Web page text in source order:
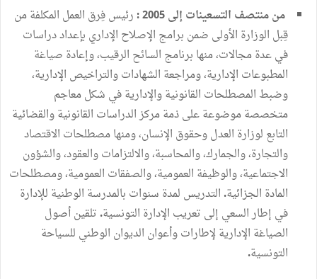
منمنتصف التسعيناتإلى 2005 : رئيسفِرق العمل المكلفةمن
قِبل الوزارة الأولى ضمن برامج الإصلاح الإداري بإعداددراسات
فيعدة مجالات،منها برنامج السائح الرقيب،وإعادة صياغة
المطبوعات الإدارية،ومراجعة الشهاداتوالتراخيص الإدارية،
وضبط المصطلحات القانونيةوالإداريةفي شكلمعاجم
متخصصةموضوعةعلىذمةمركزالدراسات القانونيةوالقضائية
التابع لوزارة العدلوحقوق الإنسان،ومنهامصطلحات الاقتصاد
والتجارة،والجمارك،والمحاسبة،والالتزاماتوالعقود،والشؤون
الاجتماعية،والوظيفة العمومية،والصفقات العمومية،ومصطلحات
المادة الجزائية. التدريس لمدة سنوات بالمدرسة الوطنية للإدارة
في إطارالسعي إلى تعريب الإدارة التونسية. تلقينأصول
الصياغة الإدارية لإطاراتوأعوان الديوان الوطني للسياحة
التونسية.